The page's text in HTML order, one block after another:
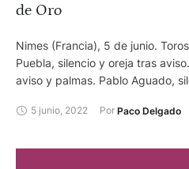
de Oro
Nimes (Francia), 5 de junio.
Puebla, silencio y oreja tras
aviso y palmas. Pablo Aguado,
Solalito, ovación y oreja tras
5 junio, 2022 Por Paco Delgado